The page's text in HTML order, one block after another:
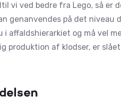
vi ved bedre fra Lego, så er
genanvendes på det niveau
affaldshierarkiet og må vel
produktion af klodser, er